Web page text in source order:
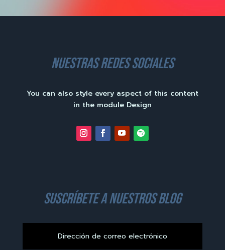
nuestras redes sociales
You can also style every aspect of this content
in the module Design
suscríbete a nuestros blog